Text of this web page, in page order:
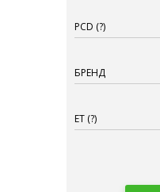
PCD (?)
БРЕНД
ET (?)